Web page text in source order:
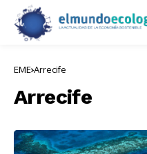
EME Arrecife
Arrecife